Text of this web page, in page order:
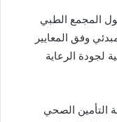
المجمع الطبي
وفق المعايير
لجودة الرعاية
التأمين الصحي